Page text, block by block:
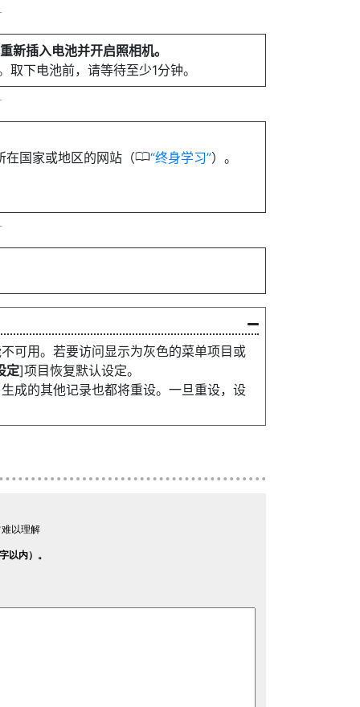
新插入电池并开启照相机。
下电池前，请等待至少1分钟。
在国家或地区的网站（0 终身学习 ）。
可用。若要访问显示为灰色的菜单项目或
定]项目恢复默认设定。
成的其他记录也都将重设。一旦重设，设